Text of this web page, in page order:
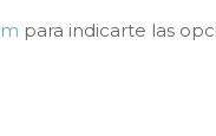
para indicarte las